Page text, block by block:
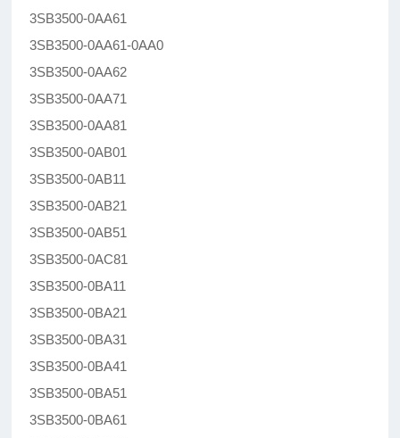
3SB3500-0AA61
3SB3500-0AA61-0AA0
3SB3500-0AA62
3SB3500-0AA71
3SB3500-0AA81
3SB3500-0AB01
3SB3500-0AB11
3SB3500-0AB21
3SB3500-0AB51
3SB3500-0AC81
3SB3500-0BA11
3SB3500-0BA21
3SB3500-0BA31
3SB3500-0BA41
3SB3500-0BA51
3SB3500-0BA61